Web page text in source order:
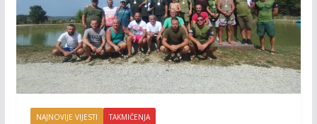
NAJNOVIJE VIJESTI TAKMIČENJA